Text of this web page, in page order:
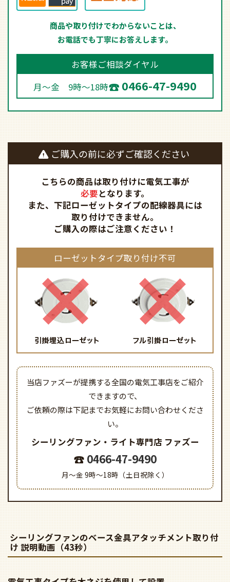
商品や取り付けでわからないことは、
お電話でも丁寧にお答えします。
お客様ご相談ダイヤル
月～金 9時～18時
0466-47-9490
ご購入の前に必ずご確認ください
こちらの商品は取り付けに電気工事が
必要となります。
また、下記ローゼットタイプの配線器具には
取り付けできません。
ご購入の際はご注意ください！
ローゼットタイプ取り付け不可
当店ファズーが提携する全国の電気工事店をご紹介
できますので、
ご依頼の際は下記までお気軽にお問い合わせくださ
い。
シーリングファン・ライト専門店 ファズー
0466-47-9490
月～金 9時～18時（土日祝除く）
シーリングファンのベース金具アタッチメント取り付
け 説明動画（43秒）